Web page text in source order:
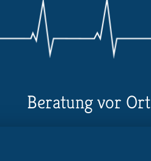
Beratung vor Ort